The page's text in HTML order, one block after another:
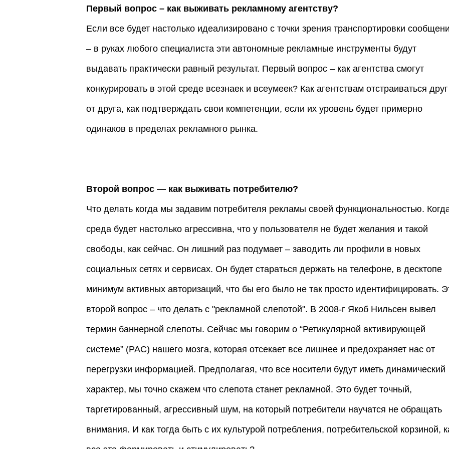
Первый вопрос – как выживать рекламному агентству?
Если все будет настолько идеализировано с точки зрения транспортировки
– в руках любого специалиста эти автономные рекламные инструменты будут
выдавать практически равный результат. Первый вопрос – как агентства смогут
конкурировать в этой среде всезнаек и всеумеек? Как агентствам отстраиваться друг
от друга, как подтверждать свои компетенции, если их уровень будет примерно
одинаков в пределах рекламного рынка.
Второй вопрос — как выживать потребителю?
Что делать когда мы задавим потребителя рекламы своей функциональностью.
среда будет настолько агрессивна, что у пользователя не будет желания и такой
свободы, как сейчас. Он лишний раз подумает – заводить ли профили в новых
социальных сетях и сервисах. Он будет стараться держать на телефоне, в десктопе
минимум активных авторизаций, что бы его было не так просто идентифицировать.
второй вопрос – что делать с "рекламной слепотой". В 2008-г Якоб Нильсен вывел
термин баннерной слепоты. Сейчас мы говорим о “Ретикулярной активирующей
системе” (РАС) нашего мозга, которая отсекает все лишнее и предохраняет нас от
перегрузки информацией. Предполагая, что все носители будут иметь динамический
характер, мы точно скажем что слепота станет рекламной. Это будет точный,
таргетированный, агрессивный шум, на который потребители научатся не обращать
внимания. И как тогда быть с их культурой потребления, потребительской корзиной,